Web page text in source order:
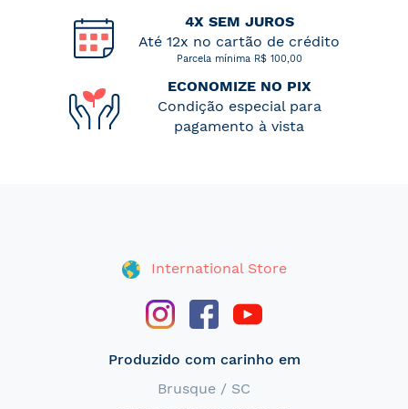
4X SEM JUROS
Até 12x no cartão de crédito
Parcela mínima R$ 100,00
ECONOMIZE NO PIX
Condição especial para
pagamento à vista
International Store
Produzido com carinho em
Brusque / SC